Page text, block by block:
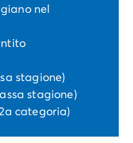
nel
stagione)
stagione)
categoria)